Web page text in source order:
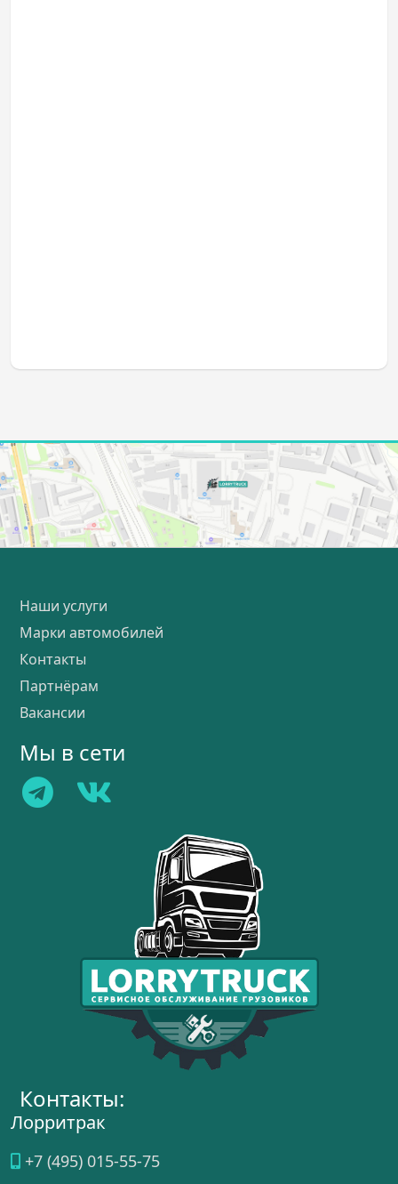
Наши услуги
Марки автомобилей
Контакты
Партнёрам
Вакансии
Мы в сети
Контакты:
Лорритрак
+7 (495) 015-55-75